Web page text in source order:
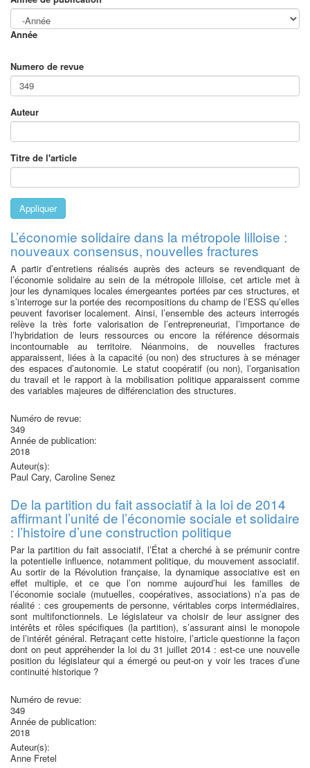
Année
Numero de revue
Auteur
Titre de l'article
Appliquer
L’économie solidaire dans la métropole lilloise :
nouveaux consensus, nouvelles fractures
A partir d’entretiens réalisés auprès des acteurs se revendiquant de
l’économie solidaire au sein de la métropole lilloise, cet article met à
jour les dynamiques locales émergeantes portées par ces structures, et
s’interroge sur la portée des recompositions du champ de l’ESS qu’elles
peuvent favoriser localement. Ainsi, l’ensemble des acteurs interrogés
relève la très forte valorisation de l’entrepreneuriat, l’importance de
l’hybridation de leurs ressources ou encore la référence désormais
incontournable au territoire. Néanmoins, de nouvelles fractures
apparaissent, liées à la capacité (ou non) des structures à se ménager
des espaces d’autonomie. Le statut coopératif (ou non), l’organisation
du travail et le rapport à la mobilisation politique apparaissent comme
des variables majeures de différenciation des structures.
Numéro de revue:
349
Année de publication:
2018
Auteur(s):
Paul Cary, Caroline Senez
De la partition du fait associatif à la loi de 2014
affirmant l’unité de l’économie sociale et solidaire
: l’histoire d’une construction politique
Par la partition du fait associatif, l’État a cherché à se prémunir contre
la potentielle influence, notamment politique, du mouvement associatif.
Au sortir de la Révolution française, la dynamique associative est en
effet multiple, et ce que l’on nomme aujourd’hui les familles de
l’économie sociale (mutuelles, coopératives, associations) n’a pas de
réalité : ces groupements de personne, véritables corps intermédiaires,
sont multifonctionnels. Le législateur va choisir de leur assigner des
intérêts et rôles spécifiques (la partition), s’assurant ainsi le monopole
de l’intérêt général. Retraçant cette histoire, l’article questionne la façon
dont on peut appréhender la loi du 31 juillet 2014 : est-ce une nouvelle
position du législateur qui a émergé ou peut-on y voir les traces d’une
continuité historique ?
Numéro de revue:
349
Année de publication:
2018
Auteur(s):
Anne Fretel